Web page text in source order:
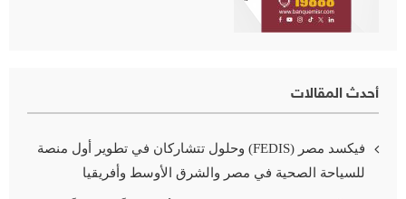
أحدث المقالات
فيكسد مصر (FEDIS) وحلول تتشاركان في تطوير أول منصة
للسياحة الصحية في مصر والشرق الأوسط وأفريقيا